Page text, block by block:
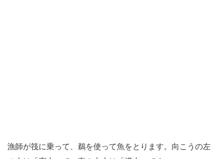
漁師が筏に乗って、鵜を使って魚をとります。向こうの左